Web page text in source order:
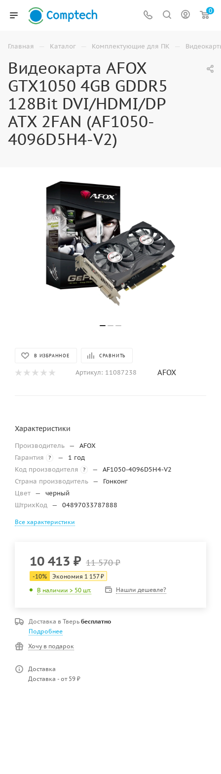
0
Главная — Каталог — Комплектующие для ПК —
Видеокарта AFOX
GTX1050 4GB GDDR5
128Bit DVI/HDMI/DP
ATX 2FAN (AF1050-
4096D5H4-V2)
В ИЗБРАННОЕ СРАВНИТЬ
Артикул: 11087238 AFOX
Характеристики
Производитель —
AFOX
Гарантия
? —
1 год
Код производителя
? —
AF1050-4096D5H4-V2
Страна производитель —
Гонконг
Цвет —
черный
ШтрихКод — 04897033787888
Все характеристики
10 413 ₽ 11 570₽
-10% Экономия 1 157₽
В наличии > 50 шт.
Нашли дешевле?
Доставка в Тверь бесплатно
Подробнее
Хочу в подарок
Доставка
Доставка - от 59 ₽